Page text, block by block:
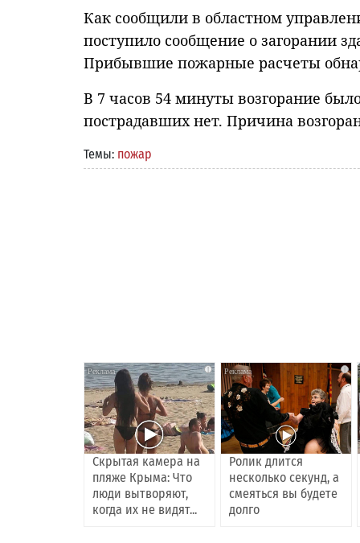
Как сообщили в областном
поступило сообщение о загорании
Прибывшие пожарные расчеты
В 7 часов 54 минуты возгорание
пострадавших нет. Причина
Темы: пожар
i
Скрытая камера на
пляже Крыма: Что
люди вытворяют,
когда их не видят...
i
Ролик длится
несколько секунд, а
смеяться вы будете
долго